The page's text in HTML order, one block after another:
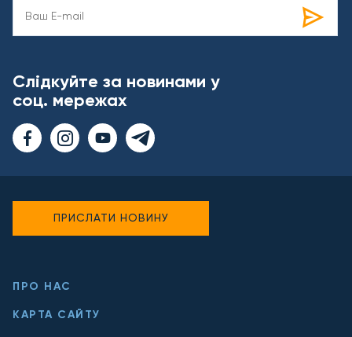
Слідкуйте за новинами у
соц. мережах
ПРО НАС
КАРТА САЙТУ
ПРИСЛАТИ НОВИНУ